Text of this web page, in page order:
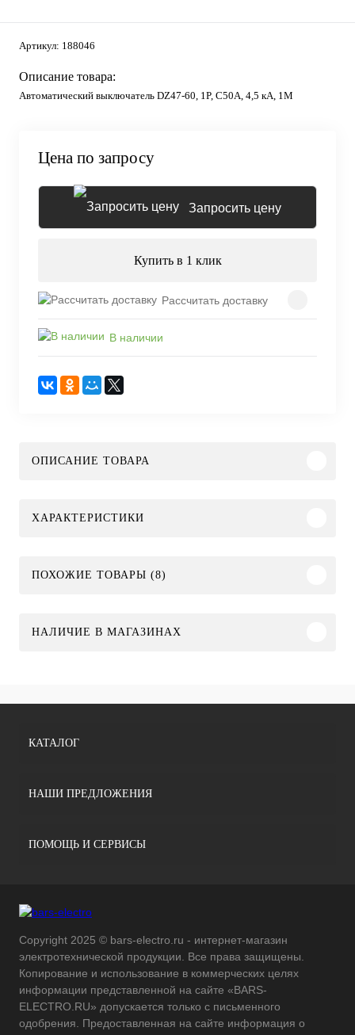
Артикул: 188046
Описание товара:
Автоматический выключатель DZ47-60, 1P, C50А, 4,5 кА, 1М
Цена по запросу
Запросить цену
Купить в 1 клик
Рассчитать доставку
В наличии
ОПИСАНИЕ ТОВАРА
ХАРАКТЕРИСТИКИ
ПОХОЖИЕ ТОВАРЫ (8)
НАЛИЧИЕ В МАГАЗИНАХ
КАТАЛОГ
НАШИ ПРЕДЛОЖЕНИЯ
ПОМОЩЬ И СЕРВИСЫ
Copyright 2025 © bars-electro.ru - интернет-магазин
электротехнической продукции. Все права защищены.
Копирование и использование в коммерческих целях
информации представленной на сайте «BARS-
ELECTRO.RU» допускается только с письменного
одобрения. Предоставленная на сайте информация о